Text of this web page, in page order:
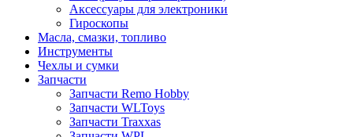
Аксессуары для электроники
Гироскопы
Масла, смазки, топливо
Инструменты
Чехлы и сумки
Запчасти
Запчасти Remo Hobby
Запчасти WLToys
Запчасти Traxxas